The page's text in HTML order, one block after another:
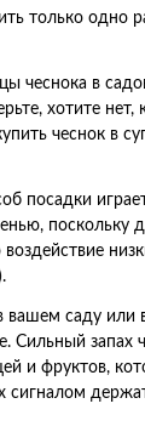
только одно
чеснока в
хотите нет,
чеснок в
посадки
поскольку
вашем саду
Сильный запах
и фруктов,
сигналом